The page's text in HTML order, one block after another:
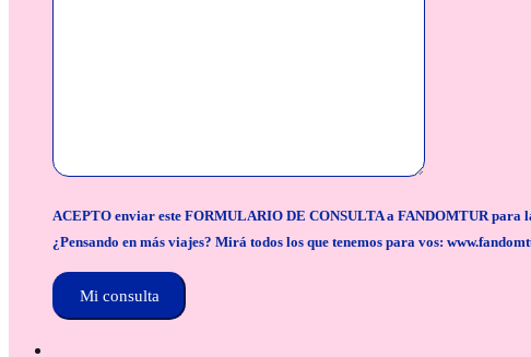
ACEPTO enviar este FORMULARIO DE CONSULTA a FANDOMTUR
¿Pensando en más viajes? Mirá todos los que tenemos para vos: